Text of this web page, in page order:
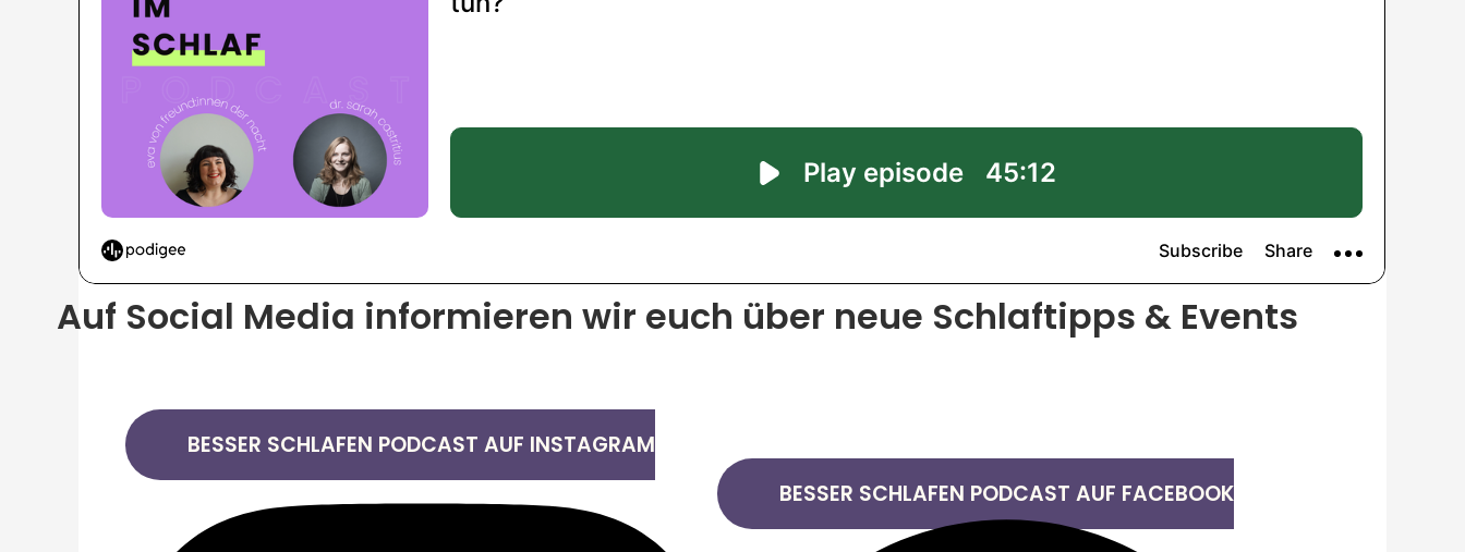
Auf Social Media informieren wir euch über neue Schlaftipps & Events
BESSER SCHLAFEN PODCAST AUF INSTAGRAM
BESSER SCHLAFEN PODCAST AUF FACEBOOK